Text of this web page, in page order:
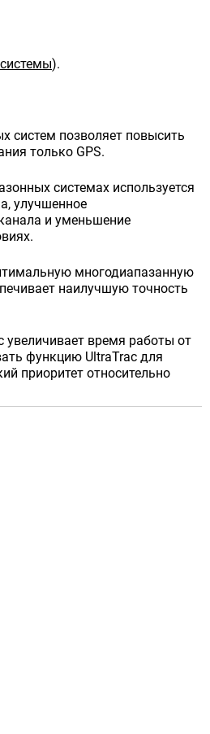
).
систем позволяет повысить
только GPS.
системах используется
улучшенное
и уменьшение
многодиапазанную
наилучшую точность
увеличивает время работы от
функцию UltraTrac для
приоритет относительно